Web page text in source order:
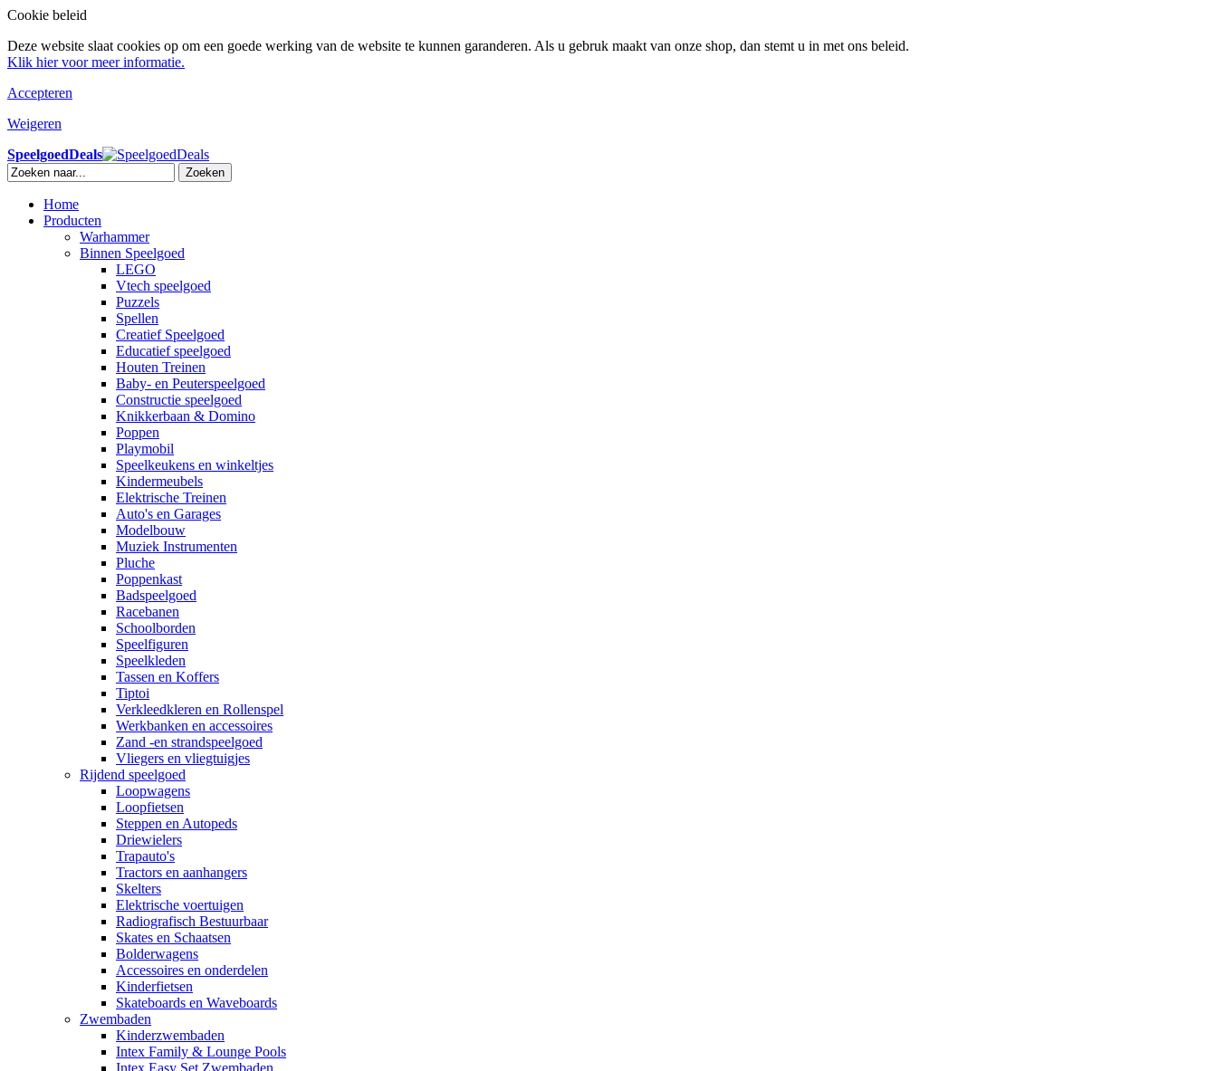
Cookie beleid
Deze website slaat cookies op om een goede werking van de website te kunnen garanderen. Als u gebruk maakt van onze shop, dan stemt u in met ons beleid.
Klik hier voor meer informatie.
Accepteren
Weigeren
SpeelgoedDeals
Zoeken
Home
Producten
Warhammer
Binnen Speelgoed
LEGO
Vtech speelgoed
Puzzels
Spellen
Creatief Speelgoed
Educatief speelgoed
Houten Treinen
Baby- en Peuterspeelgoed
Constructie speelgoed
Knikkerbaan & Domino
Poppen
Playmobil
Speelkeukens en winkeltjes
Kindermeubels
Elektrische Treinen
Auto's en Garages
Modelbouw
Muziek Instrumenten
Pluche
Poppenkast
Badspeelgoed
Racebanen
Schoolborden
Speelfiguren
Speelkleden
Tassen en Koffers
Tiptoi
Verkleedkleren en Rollenspel
Werkbanken en accessoires
Zand -en strandspeelgoed
Vliegers en vliegtuigjes
Rijdend speelgoed
Loopwagens
Loopfietsen
Steppen en Autopeds
Driewielers
Trapauto's
Tractors en aanhangers
Skelters
Elektrische voertuigen
Radiografisch Bestuurbaar
Skates en Schaatsen
Bolderwagens
Accessoires en onderdelen
Kinderfietsen
Skateboards en Waveboards
Zwembaden
Kinderzwembaden
Intex Family & Lounge Pools
Intex Easy Set Zwembaden